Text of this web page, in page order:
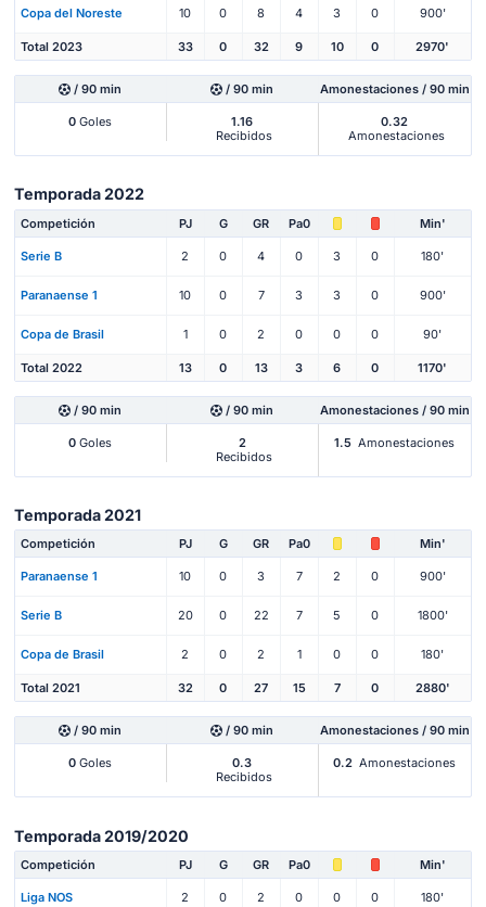
Copa del Noreste 10 0 8 4 3 0 900'
Total 2023 33 0 32 9 10 0 2970'
/ 90 min / 90 min Amonestaciones / 90 min
0 Goles
1.16
Recibidos
0.32
Amonestaciones
Temporada 2022
Competición PJ G GR Pa0 Min'
Serie B 2 0 4 0 3 0 180'
Paranaense 1 10 0 7 3 3 0 900'
Copa de Brasil 1 0 2 0 0 0 90'
Total 2022 13 0 13 3 6 0 1170'
/ 90 min / 90 min Amonestaciones / 90 min
0 Goles
2
Recibidos
1.5 Amonestaciones
Temporada 2021
Competición PJ G GR Pa0 Min'
Paranaense 1 10 0 3 7 2 0 900'
Serie B 20 0 22 7 5 0 1800'
Copa de Brasil 2 0 2 1 0 0 180'
Total 2021 32 0 27 15 7 0 2880'
/ 90 min / 90 min Amonestaciones / 90 min
0 Goles
0.3
Recibidos
0.2 Amonestaciones
Temporada 2019/2020
Competición PJ G GR Pa0 Min'
Liga NOS 2 0 2 0 0 0 180'